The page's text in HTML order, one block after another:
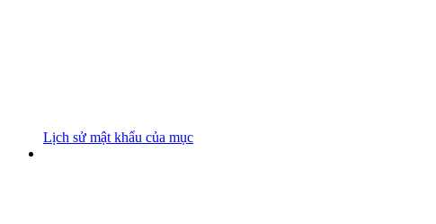
Lịch sử mật khẩu của mục